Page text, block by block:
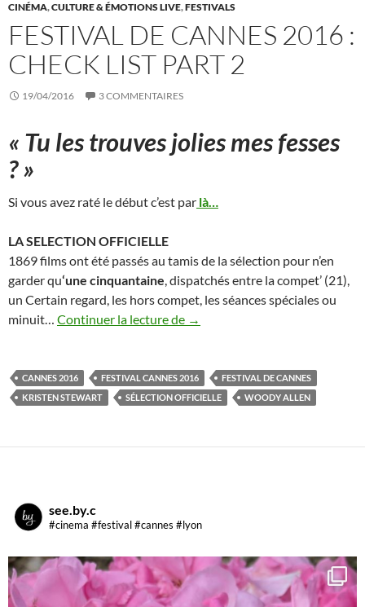
CINÉMA,CULTURE & ÉMOTIONS LIVE,FESTIVALS
FESTIVAL DE CANNES 2016 :
CHECK LIST PART 2
19/04/2016 3 COMMENTAIRES
« Tu les trouves jolies mes fesses
? »
Si vous avez raté le début c’est par là…
LA SELECTION OFFICIELLE
1869 films ont été passés au tamis de la sélection pour n’en
garder qu‘une cinquantaine, dispatchés entre la compet’ (21),
un Certain regard, les hors compet, les séances spéciales ou
minuit… Continuer la lecture de Festival de Cannes 2016 :
→
CANNES 2016 FESTIVAL CANNES 2016
FESTIVAL DE CANNES
KRISTEN STEWART
SÉLECTION OFFICIELLE WOODY ALLEN
see.by.c
#cinema #festival #cannes #lyon